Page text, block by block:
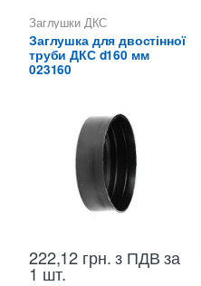
Заглушки ДКС
Заглушка для двостінної
труби ДКС d160 мм
023160
222,12 грн.з ПДВ за
1 шт.